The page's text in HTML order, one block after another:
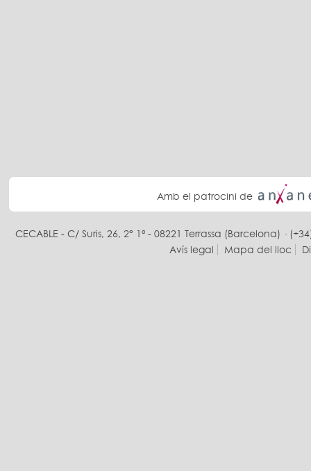
Amb el patrocini de
CECABLE - C/ Suris, 26, 2° 1ª - 08221 Terrassa (Barcelona) ·
Avís legal
Mapa del lloc